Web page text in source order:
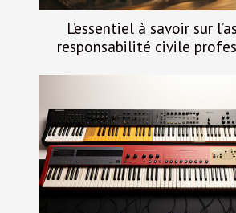
L’essentiel à savoir sur
responsabilité civile